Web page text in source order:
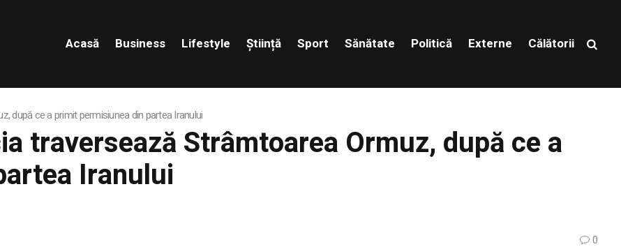
Acasă Business Lifestyle Știință Sport Sănătate Politică Externe Călătorii
după ce a primit permisiunea din partea Iranului
traversează Strâmtoarea Ormuz, după ce a
Iranului
0